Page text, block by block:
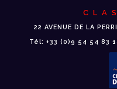
22 AVENUE DE LA
Tél: +33 (0)9 54 54 83